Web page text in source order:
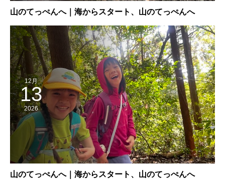
山のてっぺんへ｜海からスタート、山のてっぺんへ
12月
13
2026
山のてっぺんへ｜海からスタート、山のてっぺんへ